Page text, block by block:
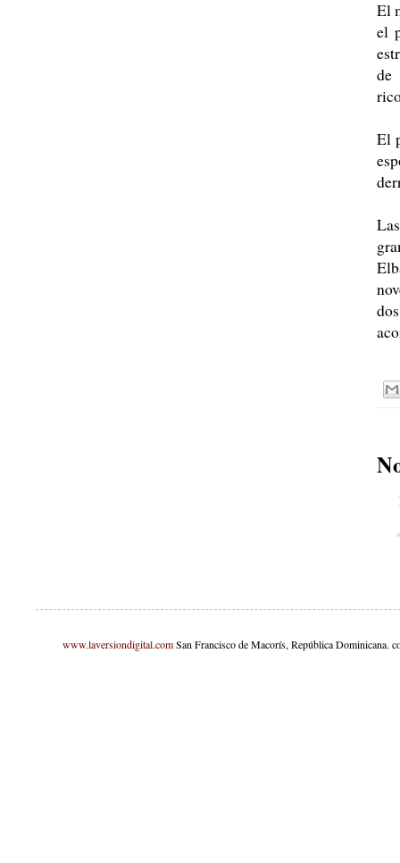
El
el
de
El
www.laversiondigital.comSan Francisco de Macorís, República Dominicana.